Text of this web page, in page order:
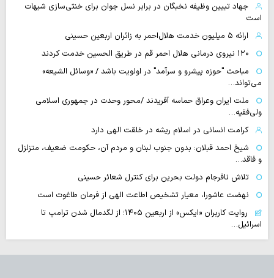
جهاد تبیین وظیفه نخبگان در برابر نسل جوان برای خنثی‌سازی شبهات
است
ارائه ۵ میلیون خدمت هلال‌احمر به زائران اربعین حسینی
۱۲۰ نیروی درمانی هلال احمر قم در طریق الحسین خدمت کردند
مباحث "حوزه پیشرو و سرآمد" در اولویت باشد / «وسائل الشیعه»
می‌تواند…
ملت ایران وعراق حماسه آفریدند /محور وحدت در جمهوری اسلامی
ولی‌فقیه…
کرامت انسانی در اسلام ریشه در خلقت الهی دارد
شیخ احمد قبلان: بدون جنوب لبنان و مردم آن، حکومت ضعیف، متزلزل
و فاقد…
تلاش نافرجام دولت بحرین برای کنترل شعائر حسینی
نهضت عاشورا، معیار تشخیص اطاعت الهی از فرمان طاغوت است
روایت‌ کاربران «ایکس» از اربعین ۱۴۰۵؛ از لگدمال شدن ترامپ تا
اسرائیل…